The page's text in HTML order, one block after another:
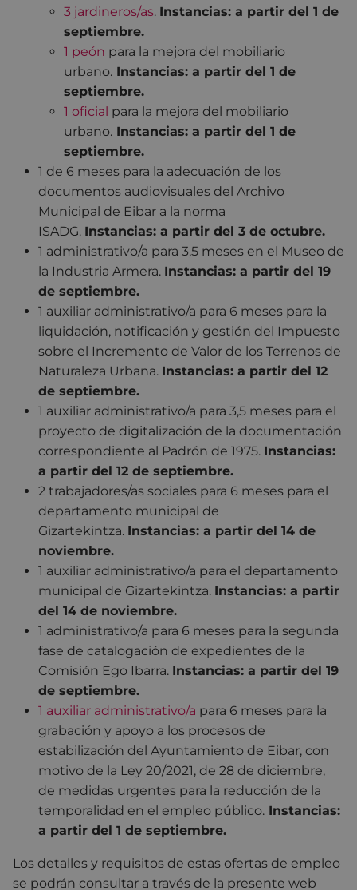
3 jardineros/as. Instancias: a partir del 1 de
septiembre.
1 peón para la mejora del mobiliario
urbano. Instancias: a partir del 1 de
septiembre.
1 oficial para la mejora del mobiliario
urbano. Instancias: a partir del 1 de
septiembre.
1 de 6 meses para la adecuación de los
documentos audiovisuales del Archivo
Municipal de Eibar a la norma
ISADG. Instancias: a partir del 3 de octubre.
1 administrativo/a para 3,5 meses en el Museo de
la Industria Armera. Instancias: a partir del 19
de septiembre.
1 auxiliar administrativo/a para 6 meses para la
liquidación, notificación y gestión del Impuesto
sobre el Incremento de Valor de los Terrenos de
Naturaleza Urbana. Instancias: a partir del 12
de septiembre.
1 auxiliar administrativo/a para 3,5 meses para el
proyecto de digitalización de la documentación
correspondiente al Padrón de 1975. Instancias:
a partir del 12 de septiembre.
2 trabajadores/as sociales para 6 meses para el
departamento municipal de
Gizartekintza. Instancias: a partir del 14 de
noviembre.
1 auxiliar administrativo/a para el departamento
municipal de Gizartekintza. Instancias: a partir
del 14 de noviembre.
1 administrativo/a para 6 meses para la segunda
fase de catalogación de expedientes de la
Comisión Ego Ibarra. Instancias: a partir del 19
de septiembre.
1 auxiliar administrativo/a para 6 meses para la
grabación y apoyo a los procesos de
estabilización del Ayuntamiento de Eibar, con
motivo de la Ley 20/2021, de 28 de diciembre,
de medidas urgentes para la reducción de la
temporalidad en el empleo público. Instancias:
a partir del 1 de septiembre.
Los detalles y requisitos de estas ofertas de empleo
se podrán consultar a través de la presente web